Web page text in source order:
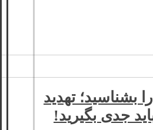
بشناسید؛ تهدید
جدی بگیرید!